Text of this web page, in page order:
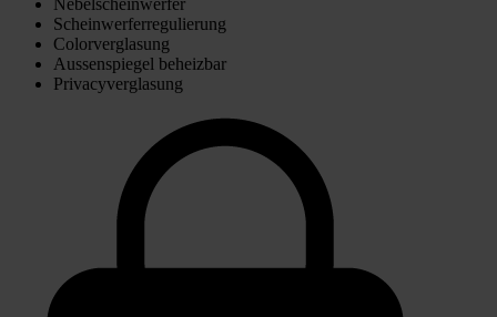
Scheinwerferregulierung
Colorverglasung
Aussenspiegel beheizbar
Privacyverglasung